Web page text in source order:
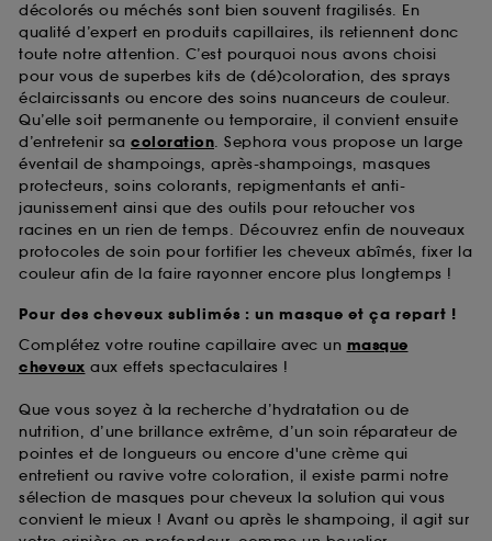
décolorés ou méchés sont bien souvent fragilisés. En
qualité d’expert en produits capillaires, ils retiennent donc
toute notre attention. C’est pourquoi nous avons choisi
pour vous de superbes kits de (dé)coloration, des sprays
éclaircissants ou encore des soins nuanceurs de couleur.
Qu’elle soit permanente ou temporaire, il convient ensuite
d’entretenir sa coloration. Sephora vous propose un large
éventail de shampoings, après-shampoings, masques
protecteurs, soins colorants, repigmentants et anti-
jaunissement ainsi que des outils pour retoucher vos
racines en un rien de temps. Découvrez enfin de nouveaux
protocoles de soin pour fortifier les cheveux abîmés, fixer la
couleur afin de la faire rayonner encore plus longtemps !
Pour des cheveux sublimés : un masque et ça repart !
Complétez votre routine capillaire avec un masque
cheveux aux effets spectaculaires !
Que vous soyez à la recherche d’hydratation ou de
nutrition, d’une brillance extrême, d’un soin réparateur de
pointes et de longueurs ou encore d'une crème qui
entretient ou ravive votre coloration, il existe parmi notre
sélection de masques pour cheveux la solution qui vous
convient le mieux ! Avant ou après le shampoing, il agit sur
passe.
A l'exception des cookies techniques, le dépôt et la
pouvez personnaliser vos choix concernant le dépôt
de ces cookies grâce au bouton "personnaliser mes
choix" ci-dessous ou décider de "tout accepter".
Sephora pourra associer les informations de
navigation collectées par ces Cookies, pour les
finalités acceptées, avec les données personnelles
collectées ou générées lors de votre activité en ligne
ou en magasin. Pour refuser tous les cookies, cliques
moment choisir de retirer votrte consentement. Si vous
souhaitez obtenir plus d'information sur les cookies
utilisés, cliquez ici.